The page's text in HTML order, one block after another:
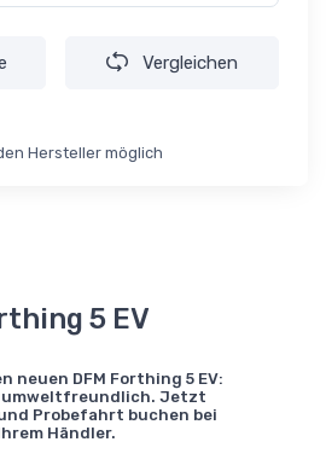
Vergleichen
Hersteller möglich
5 EV
neuen DFM Forthing 5 EV:
umweltfreundlich. Jetzt
Probefahrt buchen bei
Händler.